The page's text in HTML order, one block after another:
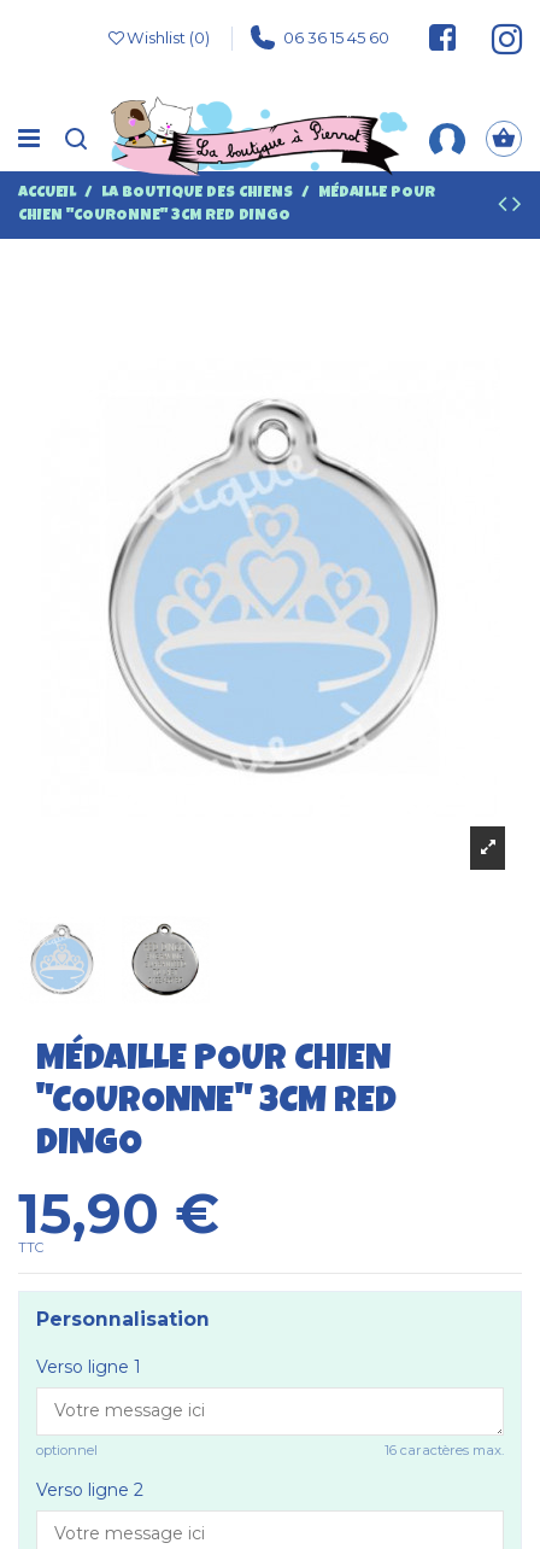
Wishlist (0) 06 36 15 45 60
ACCUEIL LA BOUTIQUE DES CHIENS
MÉDAILLE POUR
CHIEN "COURONNE" 3CM RED DINGO
MÉDAILLE POUR CHIEN
"COURONNE" 3CM RED
DINGO
15,90 €
TTC
Personnalisation
Verso ligne 1
optionnel 16 caractères max.
Verso ligne 2